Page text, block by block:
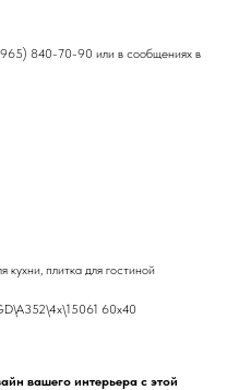
840-70-90 или в сообщениях в
кухни, плитка для гостиной
60x40
вашего интерьера с этой